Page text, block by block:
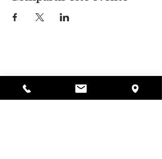
297 Central St. Gardner, MA 01440
978-364-0920